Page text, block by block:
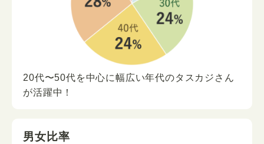
20代〜50代を中心に幅広い年代のタスカジさん
が活躍中！
男女比率